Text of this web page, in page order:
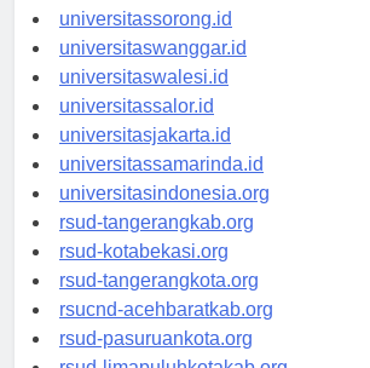
universitasmanokwari.id
universitassorong.id
universitaswanggar.id
universitaswalesi.id
universitassalor.id
universitasjakarta.id
universitassamarinda.id
universitasindonesia.org
rsud-tangerangkab.org
rsud-kotabekasi.org
rsud-tangerangkota.org
rsucnd-acehbaratkab.org
rsud-pasuruankota.org